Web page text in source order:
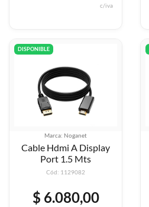
c/iva
DISPONIBLE
Marca: Noganet
Cable Hdmi A Display
Port 1.5 Mts
Cód: 1129082
$ 6.080,00